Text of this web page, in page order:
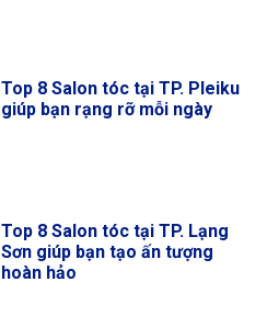
Top 8 Salon tóc tại TP. Pleiku
giúp bạn rạng rỡ mỗi ngày
Top 8 Salon tóc tại TP. Lạng
Sơn giúp bạn tạo ấn tượng
hoàn hảo